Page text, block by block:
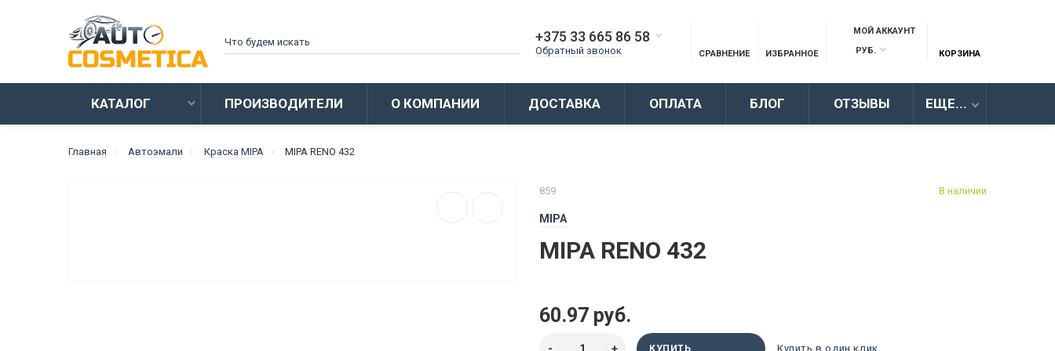
+375 33 665 86 58
Обратный звонок СРАВНЕНИЕ ИЗБРАННОЕ
МОЙ АККАУНТ
РУБ.
КОРЗИНА
КАТАЛОГ ПРОИЗВОДИТЕЛИ О КОМПАНИИ ДОСТАВКА ОПЛАТА БЛОГ ОТЗЫВЫ ЕЩЕ...
Главная Автоэмали Краска MIPA MIPA RENO 432
859
MIPA
MIPA RENO 432
В наличии
60.97 руб.
КУПИТЬ Купить в один клик